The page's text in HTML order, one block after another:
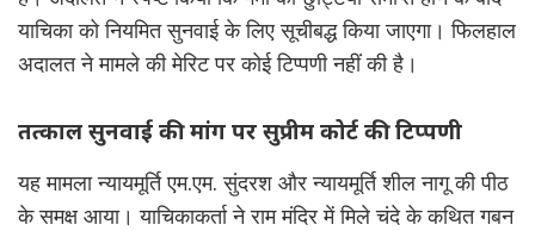
याचिका को नियमित सुनवाई के लिए सूचीबद्ध किया जाएगा। फिलहाल
अदालत ने मामले की मेरिट पर कोई टिप्पणी नहीं की है।
तत्काल सुनवाई की मांग पर सुप्रीम कोर्ट की टिप्पणी
यह मामला न्यायमूर्ति एम.एम. सुंदरश और न्यायमूर्ति शील नागू की पीठ
के समक्ष आया। याचिकाकर्ता ने राम मंदिर में मिले चंदे के कथित गबन